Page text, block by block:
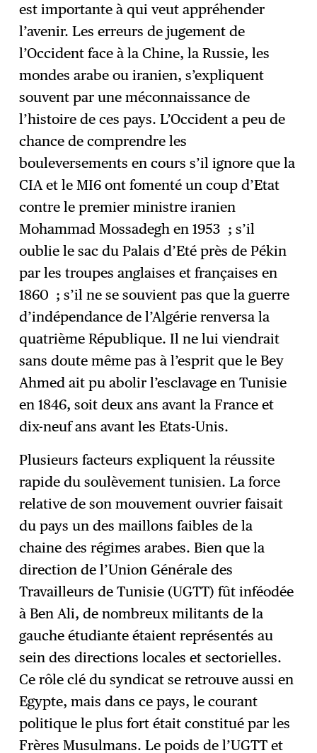
est importante à qui veut appréhender
l’avenir. Les erreurs de jugement de
l’Occident face à la Chine, la Russie, les
mondes arabe ou iranien, s’expliquent
souvent par une méconnaissance de
l’histoire de ces pays. L’Occident a peu de
chance de comprendre les
bouleversements en cours s’il ignore que la
CIA et le MI6 ont fomenté un coup d’Etat
contre le premier ministre iranien
Mohammad Mossadegh en 1953 ; s’il
oublie le sac du Palais d’Eté près de Pékin
par les troupes anglaises et françaises en
1860 ; s’il ne se souvient pas que la guerre
d’indépendance de l’Algérie renversa la
quatrième République. Il ne lui viendrait
sans doute même pas à l’esprit que le Bey
Ahmed ait pu abolir l’esclavage en Tunisie
en 1846, soit deux ans avant la France et
dix-neuf ans avant les Etats-Unis.
Plusieurs facteurs expliquent la réussite
rapide du soulèvement tunisien. La force
relative de son mouvement ouvrier faisait
du pays un des maillons faibles de la
chaine des régimes arabes. Bien que la
direction de l’Union Générale des
Travailleurs de Tunisie (UGTT) fût inféodée
à Ben Ali, de nombreux militants de la
gauche étudiante étaient représentés au
sein des directions locales et sectorielles.
Ce rôle clé du syndicat se retrouve aussi en
Egypte, mais dans ce pays, le courant
politique le plus fort était constitué par les
Frères Musulmans. Le poids de l’UGTT et